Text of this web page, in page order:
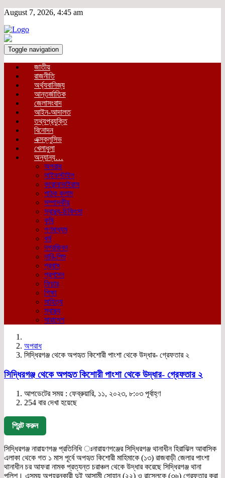
August 7, 2026, 4:45 am
Toggle navigation
জাতীয়
রাজনীতি
অর্থ্যবানিজ্য
আন্তর্জাতিক
জেলাসংবাদ
আইন-আদালত
তথ্যপ্রযুক্তি
বিনোদন
এক্সক্লুসিভ
খেলাধুলা
অন্যান্য…
অপরাধ
লাইফস্টাইল
করোনাভাইরাস
পাঠক কলাম
সম্পাদকীয়
স্বাস্থ্য-চিকিৎসা
কৃষি
গণমাধ্যম
ধর্ম
নগরজিবন
নারি-শিশু
প্রবাস
প্রশাসন
ফিচার
শিক্ষা
সাহিত্য
স্বাস্থ্য
সারাদেশ
অপরাধ
সিদ্ধিরগঞ্জ থেকে অপহৃত কিশোরী পাংশা থেকে উদ্ধার- গ্রেফতার ২
সিদ্ধিরগঞ্জ থেকে অপহৃত কিশোরী পাংশা থেকে উদ্ধার- গ্রেফতার ২
আপডেটের সময় : ফেব্রুয়ারি, ১১, ২০২৩, ৮:০৩ পূর্বাহ্ণ
254 বার দেখা হয়েছে
প্রিন্ট করুন
সিদ্ধিরগঞ্জ নারায়ণগঞ্জ প্রতিনিধি ঃনারায়ণগঞ্জের সিদ্ধিরগঞ্জ থানাধীন হিরাঝিল আবাসিক
এলাকা থেকে গত ১ মাস পূর্বে অপহৃত কিশোরী মাহিমাকে (১৩) রাজবাড়ী জেলার পাংশা
থানাধীন চর আফরা নামক প্রত্যন্ত চরাঞ্চল থেকে উদ্ধার করেছে সিদ্ধিরগঞ্জ থানা
পুলিশ। এসময় অপহরনকারী দুই আসামী সোহান (২২) ও রাসেলকে (৩৬) গ্রেফতার করা